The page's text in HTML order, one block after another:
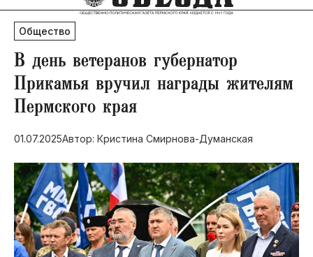
80 лет Победы
Молодежная столица РФ
СВО
Выборы в Пермском крае
Социальная поддержка
Инфраструктура
Благоустройство
Общество
В день ветеранов губернатор
Прикамья вручил награды жителям
Пермского края
01.07.2025Автор: Кристина Смирнова-Думанская